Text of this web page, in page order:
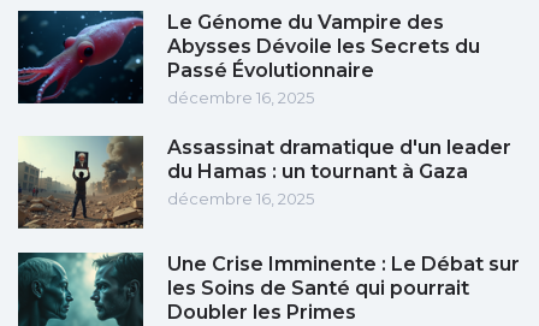
Le Génome du Vampire des
Abysses Dévoile les Secrets du
Passé Évolutionnaire
décembre 16, 2025
Assassinat dramatique d'un leader
du Hamas : un tournant à Gaza
décembre 16, 2025
Une Crise Imminente : Le Débat sur
les Soins de Santé qui pourrait
Doubler les Primes